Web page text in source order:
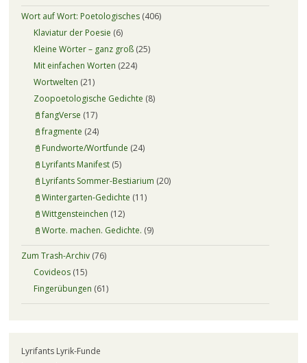
Wort auf Wort: Poetologisches(406)
Klaviatur der Poesie (6)
Kleine Wörter – ganz groß(25)
Mit einfachen Worten (224)
Wortwelten (21)
Zoopoetologische Gedichte (8)
📓fangVerse (17)
📓fragmente (24)
📓Fundworte/Wortfunde (24)
📓Lyrifants Manifest(5)
📓Lyrifants Sommer-Bestiarium (20)
📓Wintergarten-Gedichte (11)
📓Wittgensteinchen (12)
📓Worte. machen. Gedichte. (9)
Zum Trash-Archiv(76)
Covideos(15)
Fingerübungen (61)
Lyrifants Lyrik-Funde